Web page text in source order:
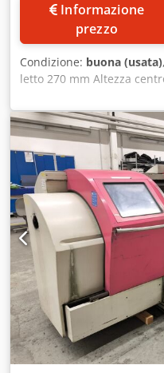
prezzo
Condizione: buona (usata)
letto 270 mm Altezza
Velocità del mandrino 30-
Sja Controllo: FANUC 18i
MACCHINE MARCELLI CH